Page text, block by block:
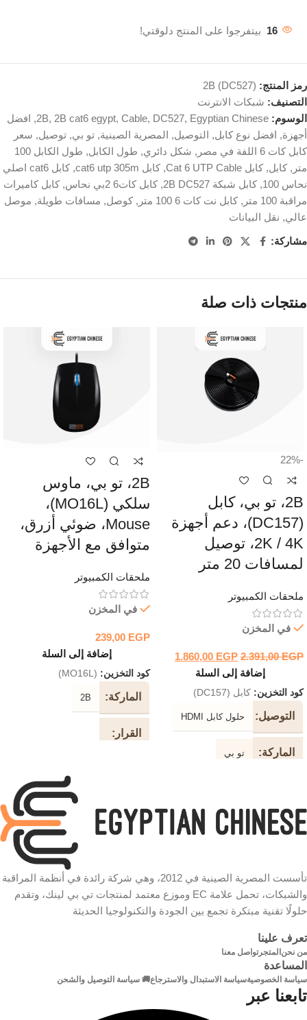
16 بيتفرجوا على المنتج دلوقتي!
رمز المنتج: 2B (DC527)
التصنيف: شبكات الانترنت
الوسوم:
2B, 2B cat6 egypt, Cable, DC527, Egyptian Chinese
, افضل
أجهزة, افضل نوع كابل, التوصيل, المصرية الصينية, تو بي, توصيل, سعر
كابل كات 6 اللفة في مصر
, شكل دائري, طول الكابل,
طول الكابل 100
متر , كابل, كابل Cat 6 UTP Cable , كابل cat6 utp 305m ,
كابل cat6 اصلي
نحاس 100
, كابل شبكة 2B DC527 , كابل كات6 2بي نحاس , كابل كاميرات
مراقبة 100 متر
, كابل نت كات 6 100 متر , كوصل, مسافات طويلة, موصل
عالي, نقل البيانات
مشاركة:
منتجات ذات صلة
-22%
2B، تو بي، كابل
(DC157)، دعم أجهزة
2K / 4K، توصيل
لمسافات 20 متر
ملحقات الكمبيوتر
في المخزن
2.391,00EGP
1.860,00 EGP
إضافة إلى السلة
كود التخزين: كابل (DC157)
التوصيل حلول كابل HDMI
الماركة تو بي
كابل فالت المقاوم للتشابك موصل
ذهبي عالي الجودة النحاس النقي
عزل
الطول
الون
2B، تو بي، ماوس
سلكي (MO16L)،
Mouse، ضوئي أزرق،
متوافق مع الأجهزة
ملحقات الكمبيوتر
في المخزن
239,00 EGP
إضافة إلى السلة
كود التخزين: (MO16L)
الماركة 2B
القرار
الجهاز
استشعار بصري
لون أزرق
وظيفة
تأسست المصرية الصينية في 2012، وهي شركة رائدة في أنظمة المراقبة
والشبكات، تحمل علامة EC وموزع معتمد لمنتجات تي بي لينك، وتقدم
حلولًا تقنية مبتكرة تجمع بين الجودة والتكنولوجيا الحديثة
تعرف علينا
من نحنالمتجرتواصل معنا
المساعدة
سياسة الخصوصيةسياسة الاستبدال والاسترجاع🚚 سياسة التوصيل والشحن
تابعنا عبر